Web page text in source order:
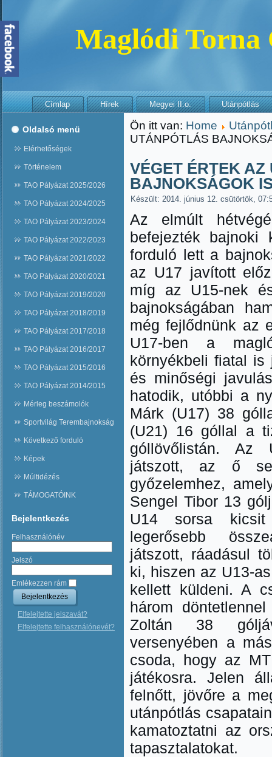
Maglódi Torna
Címlap Hírek Megyei II.o. Utánpótlás
Oldalsó menü
Elérhetőségek
Történelem
TAO Pályázat 2025/2026
TAO Pályázat 2024/2025
TAO Pályázat 2023/2024
TAO Pályázat 2022/2023
TAO Pályázat 2021/2022
TAO Pályázat 2020/2021
TAO Pályázat 2019/2020
TAO Pályázat 2018/2019
TAO Pályázat 2017/2018
TAO Pályázat 2016/2017
TAO Pályázat 2015/2016
TAO Pályázat 2014/2015
Mérleg beszámolók
Sportvilág Terembajnokság
Következő forduló
Képek
Múltidézés
TÁMOGATÓINK
Bejelentkezés
Felhasználónév
Jelszó
Emlékezzen rám
Elfelejtette jelszavát?
Elfelejtette felhasználónevét?
Ön itt van: Home
UTÁNPÓTLÁS
VÉGET ÉRTEK
BAJNOKSÁGOK
Készült: 2014. június 12. csütörtök,
Az elmúlt
befejezték bajnoki
forduló lett a
az U17 javított
míg az U15-nek
bajnokságában
még fejlődnünk az
U17-ben a
környékbeli fiatal is
és minőségi
hatodik, utóbbi a
Márk (U17) 38
(U21) 16 góllal a
góllövőlistán. Az
játszott, az ő
győzelemhez,
Sengel Tibor 13
U14 sorsa
legerősebb
játszott, ráadásul
ki, hiszen az U13-
kellett küldeni. A
három
Zoltán 38
versenyében a
csoda, hogy az
játékosra. Jelen
felnőtt, jövőre a
utánpótlás
kamatoztatni az
tapasztalatokat.